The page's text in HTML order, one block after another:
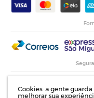
Cookies: a gente
melhorar sua